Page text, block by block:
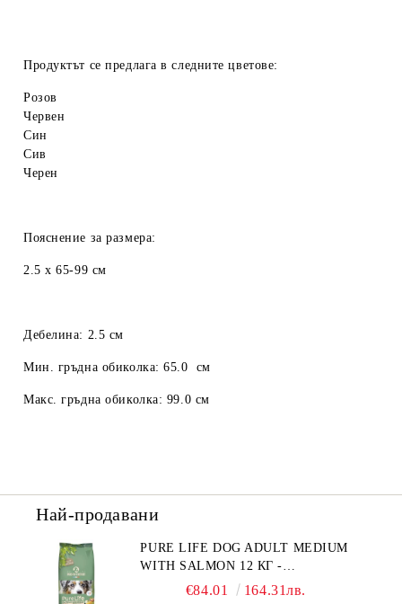
Продуктът се предлага в следните цветове:
Розов
Червен
Син
Сив
Черен
Пояснение за размера:
2.5 х 65-99 см
Дебелина: 2.5 см
Мин. гръдна обиколка: 65.0 см
Макс. гръдна обиколка: 99.0 см
Най-продавани
PURE LIFE DOG ADULT MEDIUM
WITH SALMON 12 КГ -
ПЪЛНОЦЕННА ХРАНА ЗА
€84.01 164.31лв.